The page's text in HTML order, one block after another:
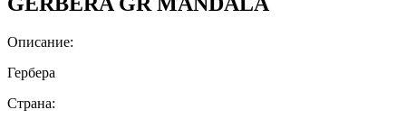
Описание:
Гербера
Страна: